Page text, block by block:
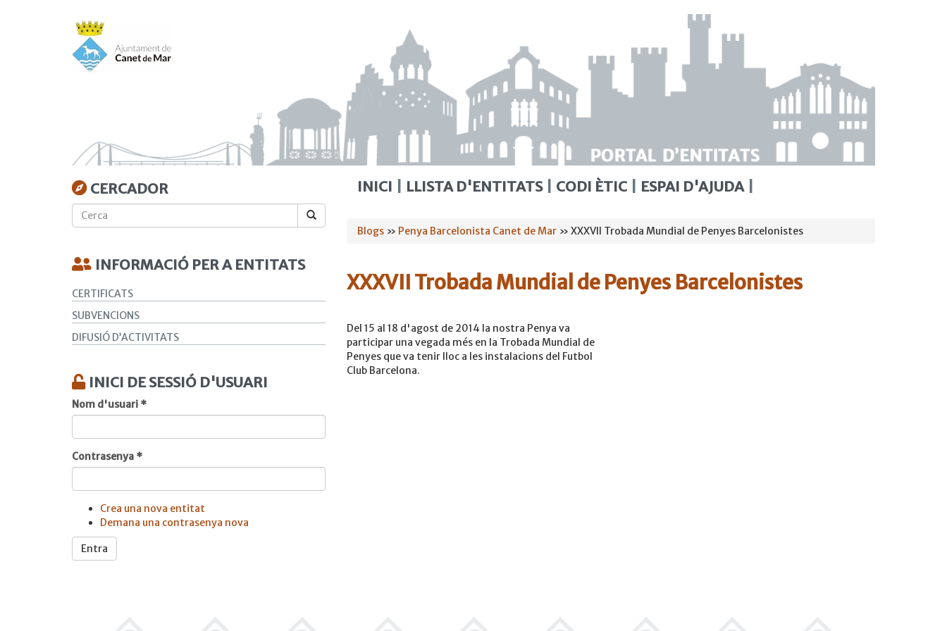
CERCADOR
INFORMACIÓ PER A ENTITATS
CERTIFICATS
SUBVENCIONS
DIFUSIÓ D’ACTIVITATS
INICI DE SESSIÓ D'USUARI
Nom d'usuari *
Contrasenya *
Crea una nova entitat
Demana una contrasenya nova
Entra
INICI LLISTA D'ENTITATS CODI ÈTIC ESPAI D'AJUDA
Esteu
Blogs » Penya Barcelonista Canet de Mar » XXXVII Trobada Mundial de Penyes Barcelonistes
XXXVII Trobada Mundial de Penyes Barcelonistes
Del 15 al 18 d'agost de 2014 la nostra Penya va
participar una vegada més en la Trobada Mundial de
Penyes que va tenir lloc a les instalacions del Futbol
Club Barcelona.